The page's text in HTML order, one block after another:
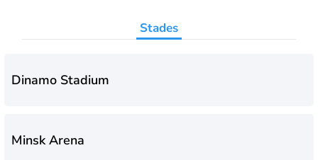
indépendante depuis 1990.Stades
Dinamo Stadium
Minsk Arena